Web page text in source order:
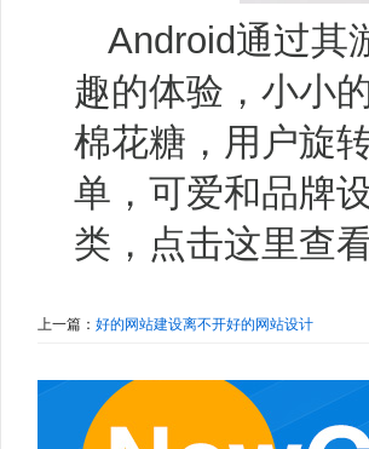
Android通过其
趣的体验，小小
棉花糖，用户旋
单，可爱和品牌
类，点击这里查看
上一篇： 好的网站建设离不开好的网站设计